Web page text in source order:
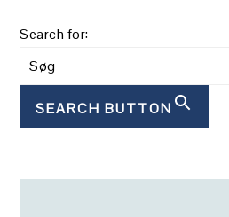
Search for:
SEARCH BUTTON